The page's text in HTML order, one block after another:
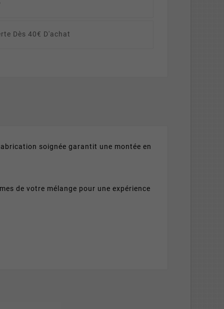
Dès 40€ D'achat
soignée garantit une montée en
de votre mélange pour une expérience